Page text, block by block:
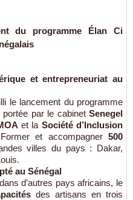
du programme Élan Ci
et entrepreneuriat au
le lancement du programme
portée par le cabinetSenegel
et la Société d’Inclusion
et accompagner500
villes du pays : Dakar,
au Sénégal
d’autres pays africains, le
des artisans en trois